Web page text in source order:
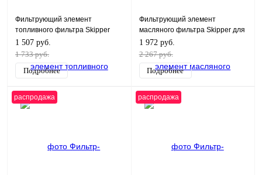
Фильтрующий элемент
топливного фильтра Skipper
для Suzuki DF40-300
1 507 руб.
1 733 руб.
Подробнее
Фильтрующий элемент
масляного фильтра Skipper для
Yamaha F8/F9.9/Mercury 8/9.9 4-
Stroke
1 972 руб.
2 267 руб.
Подробнее
распродажа распродажа